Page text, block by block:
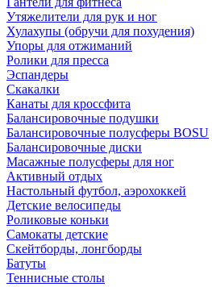
Утяжелители для рук и ног
Хулахупы (обручи для похудения)
Упоры для отжиманий
Ролики для пресса
Эспандеры
Скакалки
Канаты для кроссфита
Балансировочные подушки
Балансировочные полусферы BOSU
Балансировочные диски
Масажные полусферы для ног
Активный отдых
Настольный футбол, аэрохоккей
Детские велосипеды
Роликовые коньки
Самокаты детские
Скейтборды, лонгборды
Батуты
Теннисные столы